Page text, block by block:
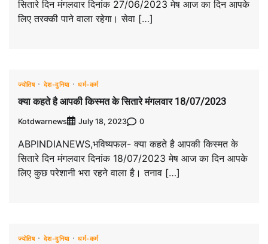
सितारे दिन मंगलवार दिनांक 27/06/2023 मेष आज का दिन आपके
लिए तरक्की पाने वाला रहेगा। सेवा […]
ज्योतिष देश-दुनिया धर्म-कर्म
क्या कहते है आपकी किस्मत के सितारे मंगलवार 18/07/2023
Kotdwarnews July 18, 2023 0
ABPINDIANEWS,भविष्यफल- क्या कहते है आपकी किस्मत के
सितारे दिन मंगलवार दिनांक 18/07/2023 मेष आज का दिन आपके
लिए कुछ परेशानी भरा रहने वाला है। तनाव […]
ज्योतिष देश-दुनिया धर्म-कर्म